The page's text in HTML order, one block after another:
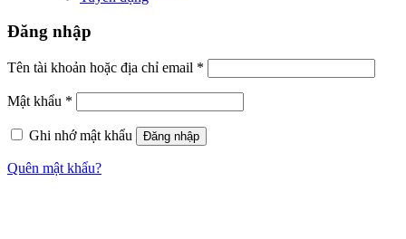
Đăng nhập
Tên tài khoản hoặc địa chỉ email *
Mật khẩu *
Ghi nhớ mật khẩu Đăng nhập
Quên mật khẩu?